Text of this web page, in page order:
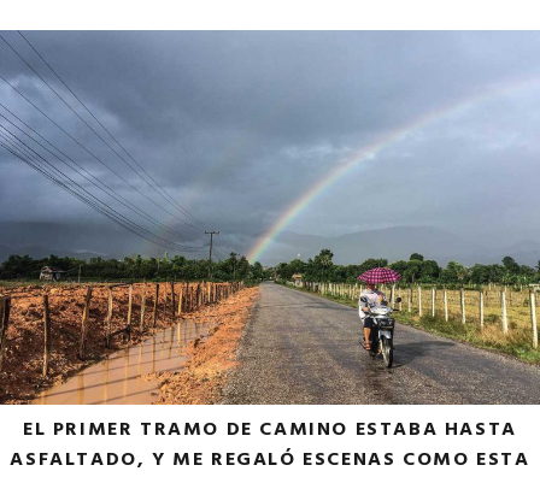
EL PRIMER TRAMO DE CAMINO ESTABA HASTA
ASFALTADO, Y ME REGALÓ ESCENAS COMO ESTA